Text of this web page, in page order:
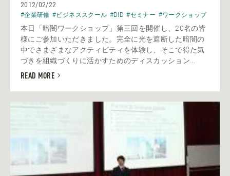
2012/02/22
#企業研修 #ビジネススクール #DID #セミナー #ワークショップ
本日「暗闇ワークショップ」第三回を開催し、20名の皆
様にご参加いただきました。完全に光を遮断した暗闇の
中でさまざまなアクティビティを体験し、そこで得た気
づきを組織づくりに活かすためのディスカッション...
READ MORE